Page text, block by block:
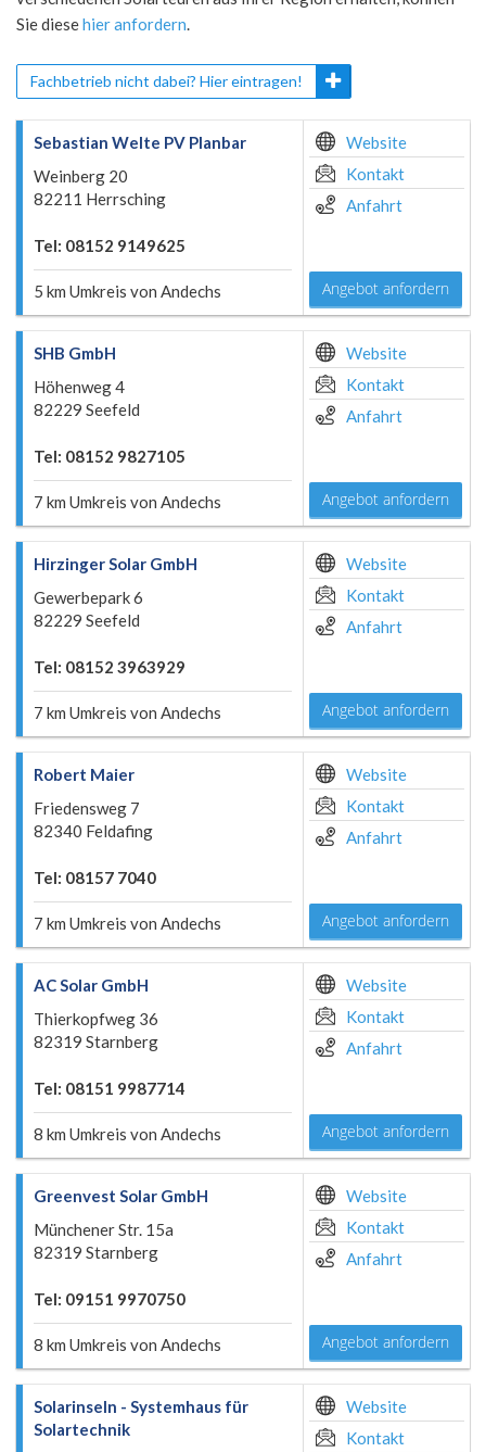
Sie diesehier anfordern.
Fachbetrieb nicht dabei? Hier eintragen!
Sebastian Welte PV Planbar
Weinberg 20
82211 Herrsching
Tel: 08152 9149625
5 km Umkreis von Andechs
Website
Kontakt
Anfahrt
Angebot anfordern
SHB GmbH
Höhenweg 4
82229 Seefeld
Tel: 08152 9827105
7 km Umkreis von Andechs
Website
Kontakt
Anfahrt
Angebot anfordern
Hirzinger Solar GmbH
Gewerbepark 6
82229 Seefeld
Tel: 08152 3963929
7 km Umkreis von Andechs
Website
Kontakt
Anfahrt
Angebot anfordern
Robert Maier
Friedensweg 7
82340 Feldafing
Tel: 08157 7040
7 km Umkreis von Andechs
Website
Kontakt
Anfahrt
Angebot anfordern
AC Solar GmbH
Thierkopfweg 36
82319 Starnberg
Tel: 08151 9987714
8 km Umkreis von Andechs
Website
Kontakt
Anfahrt
Angebot anfordern
Greenvest Solar GmbH
Münchener Str. 15a
82319 Starnberg
Tel: 09151 9970750
8 km Umkreis von Andechs
Website
Kontakt
Anfahrt
Angebot anfordern
Solarinseln - Systemhaus für
Solartechnik
Website
Kontakt